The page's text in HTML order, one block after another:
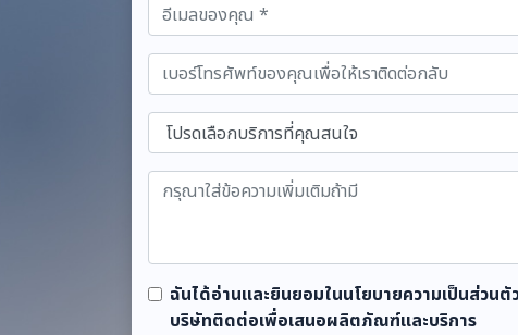
ฉันได้อ่านและยินยอมในนโยบายความเป็นส่วนตั
บริษัทติดต่อเพื่อเสนอผลิตภัณฑ์และบริการ